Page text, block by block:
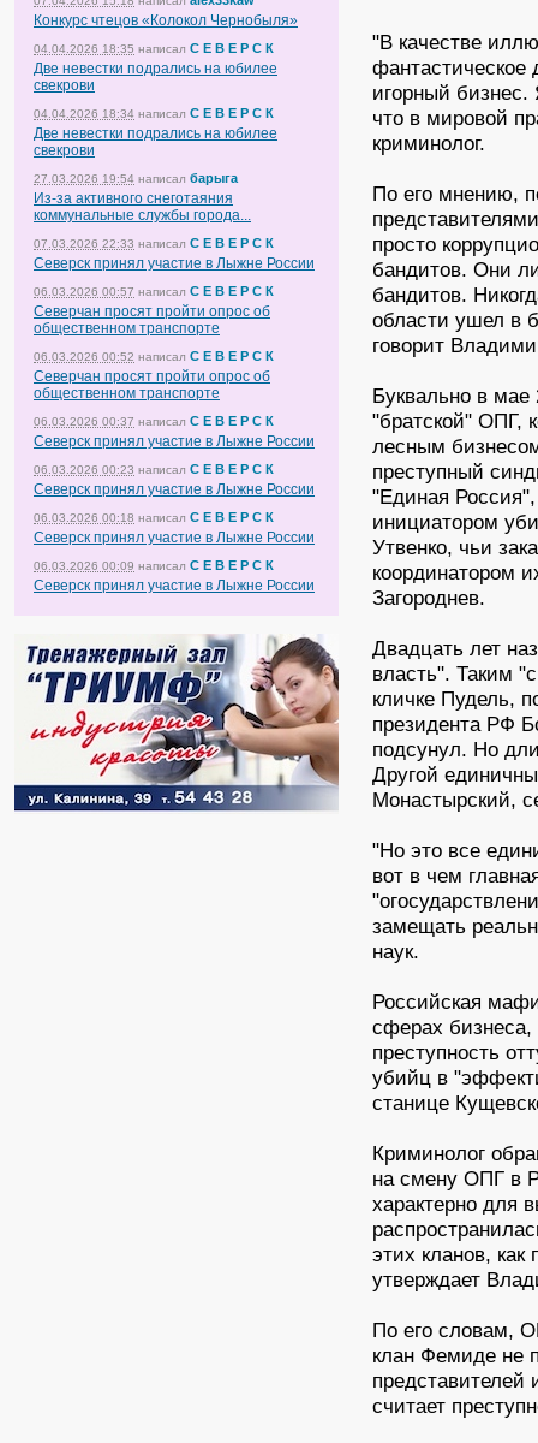
Конкурс чтецов «Колокол Чернобыля»
04.04.2026 18:35 написал С Е В Е Р С К
Две невестки подрались на юбилее
свекрови
04.04.2026 18:34 написал С Е В Е Р С К
Две невестки подрались на юбилее
свекрови
27.03.2026 19:54 написал барыга
Из-за активного снеготаяния
коммунальные службы города...
07.03.2026 22:33 написал С Е В Е Р С К
Северск принял участие в Лыжне России
06.03.2026 00:57 написал С Е В Е Р С К
Северчан просят пройти опрос об
общественном транспорте
06.03.2026 00:52 написал С Е В Е Р С К
Северчан просят пройти опрос об
общественном транспорте
06.03.2026 00:37 написал С Е В Е Р С К
Северск принял участие в Лыжне России
06.03.2026 00:23 написал С Е В Е Р С К
Северск принял участие в Лыжне России
06.03.2026 00:18 написал С Е В Е Р С К
Северск принял участие в Лыжне России
06.03.2026 00:09 написал С Е В Е Р С К
Северск принял участие в Лыжне России
"В качестве
игорный
что в мировой
криминолог.
По его мнению,
просто
бандитов. Они
бандитов.
области ушел в
говорит
Буквально в мае
"братской" ОПГ,
лесным
преступный
"Единая
инициатором
Утвенко, чьи
координатором
Загороднев.
Двадцать лет
власть". Таким
кличке Пудель,
президента РФ
подсунул. Но
Другой
Монастырский,
"Но это все
вот в чем
замещать
наук.
Российская
сферах бизнеса,
преступность
убийц в
станице
Криминолог
на смену ОПГ в
характерно для
этих кланов,
утверждает
По его словам,
клан Фемиде не
представителей
считает